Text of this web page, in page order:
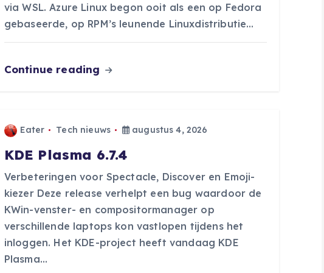
via WSL. Azure Linux begon ooit als een op Fedora
gebaseerde, op RPM’s leunende Linuxdistributie…
Continue reading
Eater Tech nieuws augustus 4, 2026
KDE Plasma 6.7.4
Verbeteringen voor Spectacle, Discover en Emoji-
kiezer Deze release verhelpt een bug waardoor de
KWin-venster- en compositormanager op
verschillende laptops kon vastlopen tijdens het
inloggen. Het KDE-project heeft vandaag KDE
Plasma…